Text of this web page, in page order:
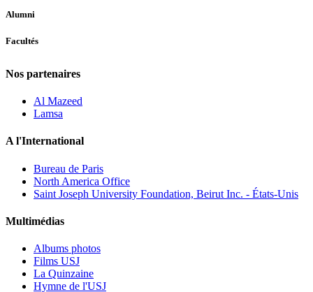
Alumni
Facultés
Nos partenaires
Al Mazeed
Lamsa
A l'International
Bureau de Paris
North America Office
Saint Joseph University Foundation, Beirut Inc. - États-Unis
Multimédias
Albums photos
Films USJ
La Quinzaine
Hymne de l'USJ